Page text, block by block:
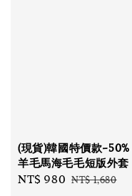
(現貨)韓國特價款-50%
羊毛馬海毛毛短版外套
Sale
NT$ 980 Regular
NT$ 1,680